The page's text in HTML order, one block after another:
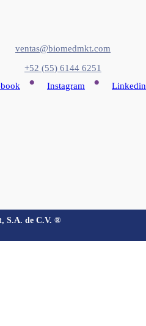
ventas@biomedmkt.com
+52 (55) 6144 6251
• Instagram • Linkedin
S.A. de C.V. ®